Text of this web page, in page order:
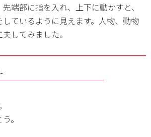
端部に指を入れ、上下に動かすと、
ているように見えます。人物、動物
してみました。
。